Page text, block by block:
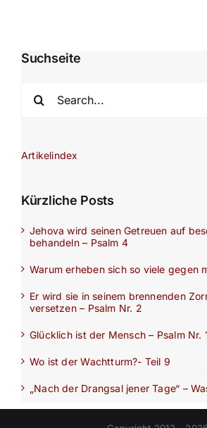
Suchseite
for:
Artikelindex
Kürzliche Posts
Jehova wird seinen Getreuen auf
behandeln – Psalm 4
Warum erheben sich so viele gegen
Er wird sie in seinem brennenden
versetzen – Psalm Nr. 2
Glücklich ist der Mensch – Psalm Nr.
Wo ist der Wachtturm?- Teil 9
„Nach der Drangsal jener Tage“ –